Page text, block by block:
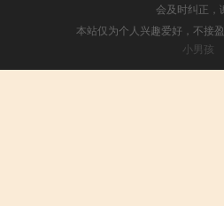
会及时纠正，
本站仅为个人兴趣爱好，不接
小男孩